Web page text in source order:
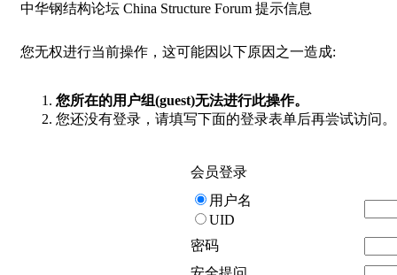
中华钢结构论坛 China Structure Forum 提示信息
您无权进行当前操作，这可能因以下原因之一造成:
您所在的用户组(guest)无法进行此操作。
您还没有登录，请填写下面的登录表单后再尝试访问。
会员登录
用户名
UID
密码